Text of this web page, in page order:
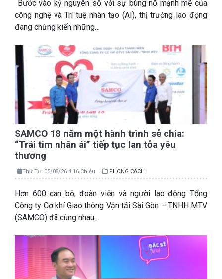
Bước vào kỷ nguyên số với sự bùng nổ mạnh mẽ của
công nghệ và Trí tuệ nhân tạo (AI), thị trường lao động
đang chứng kiến những…
SAMCO 18 năm một hành trình sẻ chia:
“Trái tim nhân ái” tiếp tục lan tỏa yêu
thương
Thứ Tư, 05/08/26 4:16 Chiều PHONG CÁCH
Hơn 600 cán bộ, đoàn viên và người lao động Tổng
Công ty Cơ khí Giao thông Vận tải Sài Gòn – TNHH MTV
(SAMCO) đã cùng nhau…